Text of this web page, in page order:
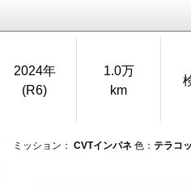
2024年
(R6)
1.0万
km
ミッション： CVTインパネ 色： テラコ